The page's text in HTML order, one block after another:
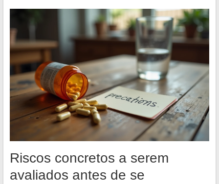
Riscos concretos a serem
avaliados antes de se